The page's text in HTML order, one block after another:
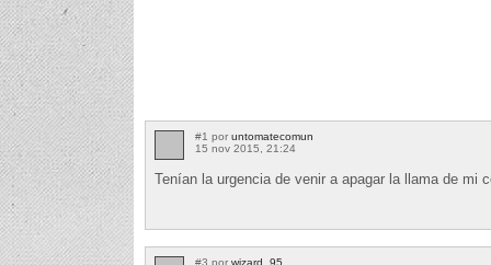
#1 por untomatecomun
15 nov 2015, 21:24
Tenían la urgencia de venir a apagar la llama de mi
#3 por wizard_95